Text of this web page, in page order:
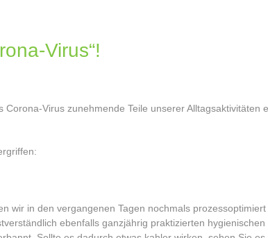
Virus“!
Virus zunehmende Teile unserer
wir in den vergangenen Tagen nochmals
ebenfalls ganzjährig praktizierten